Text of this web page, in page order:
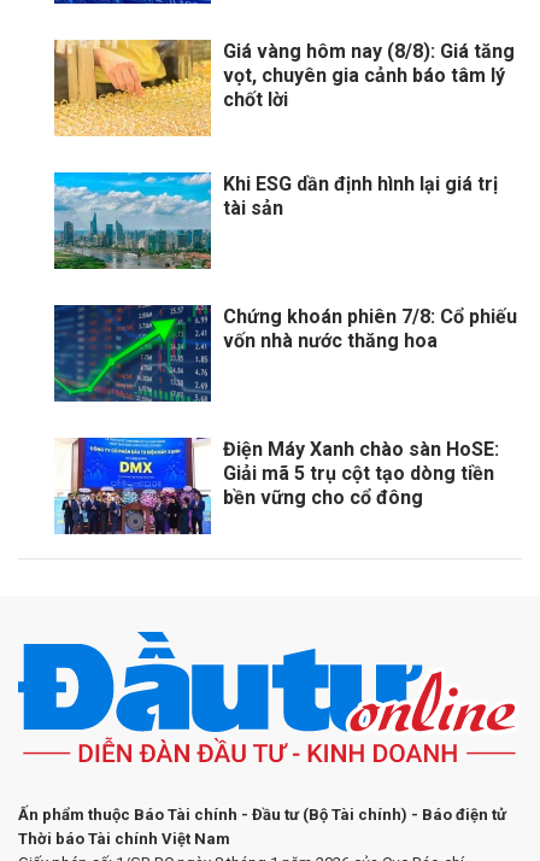
Giá vàng hôm nay (8/8): Giá tăng
vọt, chuyên gia cảnh báo tâm lý
chốt lời
Khi ESG dần định hình lại giá trị
tài sản
Chứng khoán phiên 7/8: Cổ phiếu
vốn nhà nước thăng hoa
Điện Máy Xanh chào sàn HoSE:
Giải mã 5 trụ cột tạo dòng tiền
bền vững cho cổ đông
Ấn phẩm thuộc Báo Tài chính - Đầu tư (Bộ Tài chính) - Báo điện tử
Thời báo Tài chính Việt Nam